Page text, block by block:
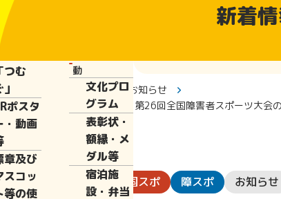
スト
番組
報誌
つむ
ポスタ
・動画
章及び
スコッ
等の使
動
文化プロ
グラム
表彰状・
額縁・メ
ダル等
宿泊施
設・弁当
ハーサ
大会
新着
新着情報
お知らせ
第81回国民スポーツ大会・第26回全国障害者スポーツ大会
2024年7月17日 国スポ 障スポ お知らせ